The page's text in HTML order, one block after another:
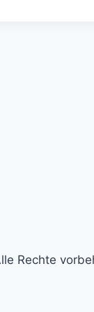
Rechte